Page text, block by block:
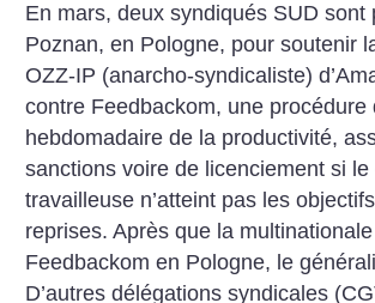
En mars, deux syndiqués SUD sont
Poznan, en Pologne, pour soutenir
OZZ-IP (anarcho-syndicaliste)
con­tre Feedbackom, une procédure
hebdomadaire de la productivité,
sanctions voire de licenciement si le
travailleuse n’atteint pas les
reprises. Après que la
Feedbackom en Pologne, le
D’autres délégations syndicales